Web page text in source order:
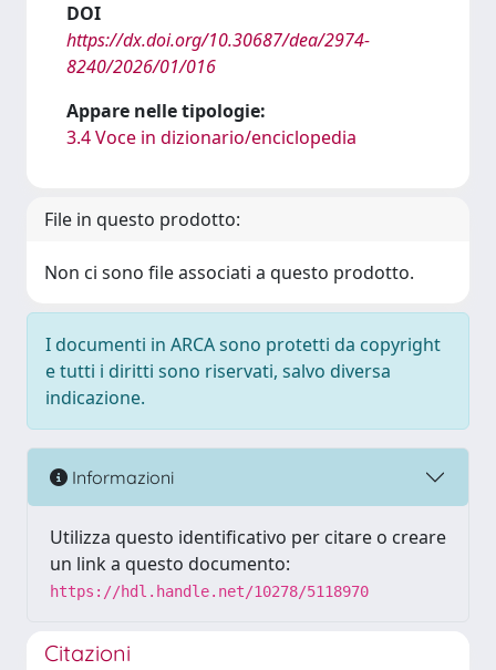
DOI
https://dx.doi.org/10.30687/dea/2974-
8240/2026/01/016
Appare nelle tipologie:
3.4 Voce in dizionario/enciclopedia
File in questo prodotto:
Non ci sono file associati a questo prodotto.
I documenti in ARCA sono protetti da copyright
e tutti i diritti sono riservati, salvo diversa
indicazione.
Informazioni
Utilizza questo identificativo per citare o creare
un link a questo documento:
https://hdl.handle.net/10278/5118970
Citazioni